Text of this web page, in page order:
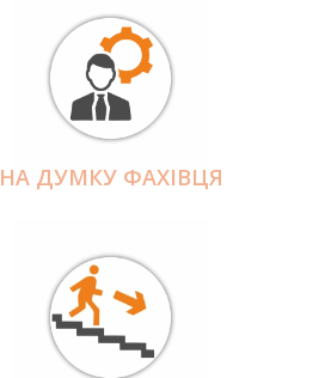
НА ДУМКУ ФАХІВЦЯ